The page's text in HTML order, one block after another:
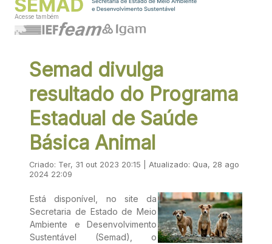
Acesse também
Semad divulga
resultado do Programa
Estadual de Saúde
Básica Animal
Criado: Ter, 31 out 2023 20:15 | Atualizado: Qua, 28 ago
2024 22:09
Está disponível, no site da
Secretaria de Estado de Meio
Ambiente e Desenvolvimento
Sustentável (Semad), o